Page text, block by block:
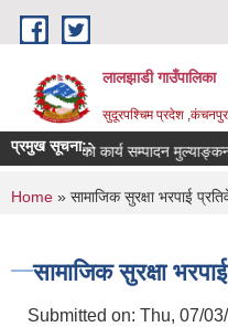
Skip to main content
लालझाडी गाउँपालिका
सुदूरपश्चिम प्रदेश ,कंचनपुर
प्रमुख सूचना::
कर्मचारीहरुको कार्य सम्पादन
You are here
Home » सामाजिक सुरक्षा भरपाई
सामाजिक सुरक्षा
Submitted on: Thu, 07/